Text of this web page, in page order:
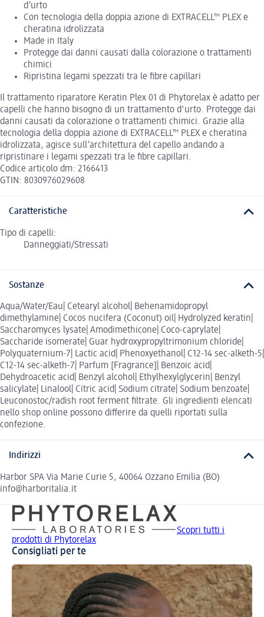
d’urto
Con tecnologia della doppia azione di EXTRACELL™ PLEX e
cheratina idrolizzata
Made in Italy
Protegge dai danni causati dalla colorazione o trattamenti
chimici
Ripristina legami spezzati tra le fibre capillari
Il trattamento riparatore Keratin Plex 01 di Phytorelax è adatto per
capelli che hanno bisogno di un trattamento d'urto. Protegge dai
danni causati da colorazione o trattamenti chimici. Grazie alla
tecnologia della doppia azione di EXTRACELL™ PLEX e cheratina
idrolizzata, agisce sull’architettura del capello andando a
ripristinare i legami spezzati tra le fibre capillari.
Codice articolo dm: 2166413
GTIN: 8030976029608
Caratteristiche
Tipo di capelli:
Danneggiati/Stressati
Sostanze
Aqua/Water/Eau| Cetearyl alcohol| Behenamidopropyl
dimethylamine| Cocos nucifera (Coconut) oil| Hydrolyzed keratin|
Saccharomyces lysate| Amodimethicone| Coco-caprylate|
Saccharide isomerate| Guar hydroxypropyltrimonium chloride|
Polyquaternium-7| Lactic acid| Phenoxyethanol| C12-14 sec-alketh-5|
C12-14 sec-alketh-7| Parfum [Fragrance]| Benzoic acid|
Dehydroacetic acid| Benzyl alcohol| Ethylhexylglycerin| Benzyl
salicylate| Linalool| Citric acid| Sodium citrate| Sodium benzoate|
Leuconostoc/radish root ferment filtrate. Gli ingredienti elencati
nello shop online possono differire da quelli riportati sulla
confezione.
Indirizzi
Harbor SPA Via Marie Curie 5, 40064 Ozzano Emilia (BO)
info@harboritalia.it
Scopri tutti i
prodotti di Phytorelax
Consigliati per te